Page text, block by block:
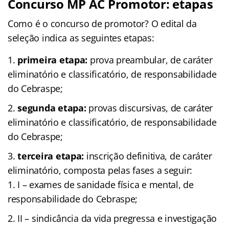
Concurso MP AC Promotor: etapas
Como é o concurso de promotor? O edital da
seleção indica as seguintes etapas:
primeira etapa: prova preambular, de caráter
eliminatório e classificatório, de responsabilidade
do Cebraspe;
segunda etapa: provas discursivas, de caráter
eliminatório e classificatório, de responsabilidade
do Cebraspe;
terceira etapa: inscrição definitiva, de caráter
eliminatório, composta pelas fases a seguir:
I – exames de sanidade física e mental, de
responsabilidade do Cebraspe;
II – sindicância da vida pregressa e investigação